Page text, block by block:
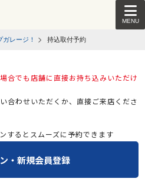
MENU
レージ！ 持込取付予約
合でも店舗に直接お持ち込みいただけ
合わせいただくか、直接ご来店くださ
するとスムーズに予約できます
・新規会員登録